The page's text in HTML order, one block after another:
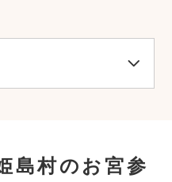
島村のお宮参